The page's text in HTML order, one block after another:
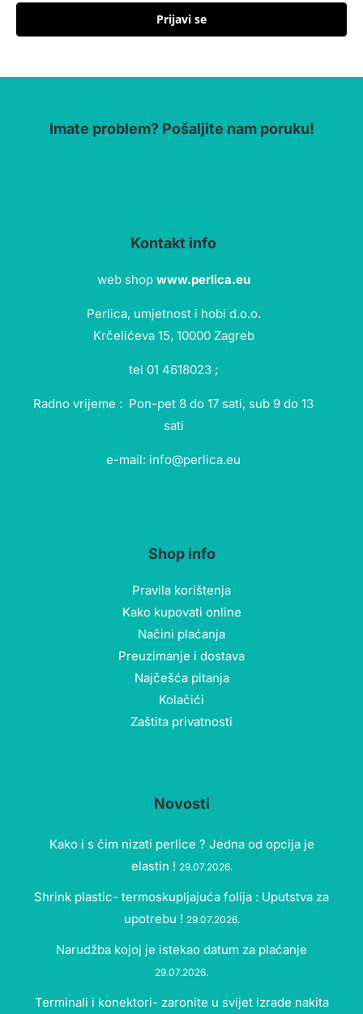
Prijavi se
Imate problem? Pošaljite nam poruku!
Kontakt info
web shop www.perlica.eu
Perlica, umjetnost i hobi d.o.o.
Krčelićeva 15, 10000 Zagreb
tel 01 4618023 ;
Radno vrijeme : Pon-pet 8 do 17 sati, sub 9 do 13
sati
e-mail: info@perlica.eu
Shop info
Pravila korištenja
Kako kupovati online
Načini plaćanja
Preuzimanje i dostava
Najčešća pitanja
Kolačići
Zaštita privatnosti
Novosti
Kako i s čim nizati perlice ? Jedna od opcija je
elastin ! 29.07.2026.
Shrink plastic- termoskupljajuća folija : Uputstva za
upotrebu ! 29.07.2026.
Narudžba kojoj je istekao datum za plaćanje
29.07.2026.
Terminali i konektori- zaronite u svijet izrade nakita